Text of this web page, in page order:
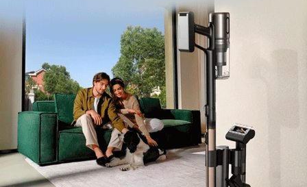
Полина Осокина
Была ли статья интересна?
Поделиться